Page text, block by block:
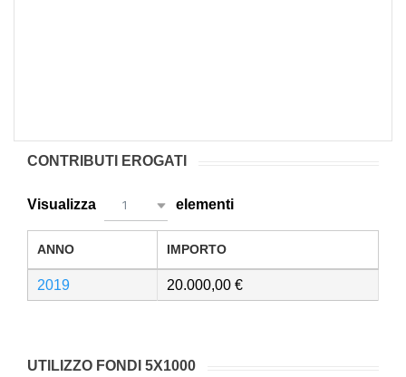
CONTRIBUTI EROGATI
Visualizza 1 elementi
ANNO IMPORTO
2019 20.000,00
UTILIZZO FONDI 5X1000